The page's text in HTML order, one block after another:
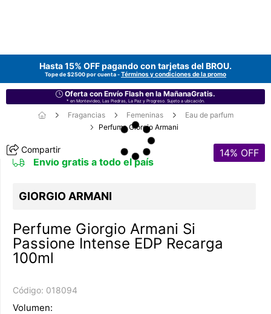
Hasta 15% OFF pagando con tarjetas del BROU.
Tope de $2500 por cuenta -Términos y condiciones de la promo
Oferta con Envío Flash en la MañanaGratis.
* en Montevideo, Las Piedras, La Paz y Progreso. Sujeto a ubicación.
Fragancias Femeninas
Eau de parfum
Perfume Giorgio Armani
Compartir 14% OFF
Envío gratis a todo el país
GIORGIO ARMANI
Perfume Giorgio Armani Si
Passione Intense EDP Recarga
100ml
Código: 018094
Volumen: